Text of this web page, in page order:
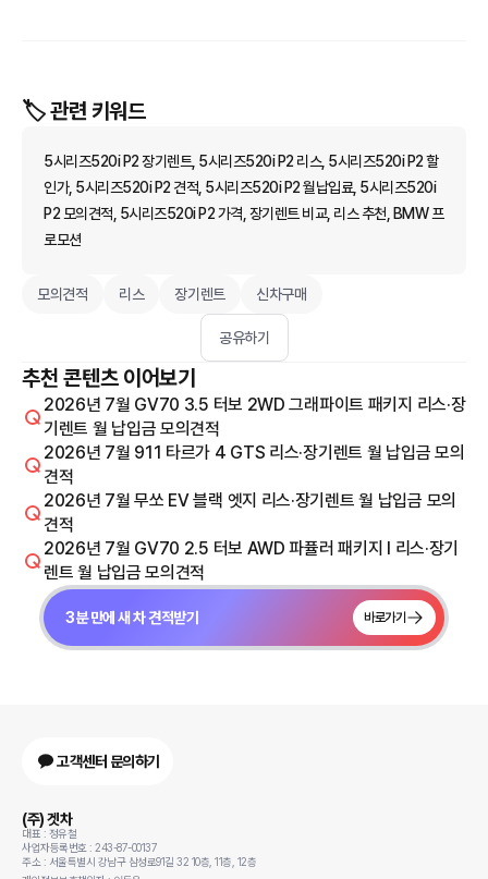
🏷️ 관련 키워드
5시리즈520i P2 장기렌트, 5시리즈520i P2 리스, 5시리즈520i P2 할
인가, 5시리즈520i P2 견적, 5시리즈520i P2 월납입료, 5시리즈520i
P2 모의견적, 5시리즈520i P2 가격, 장기렌트 비교, 리스 추천, BMW 프
로모션
모의견적 리스 장기렌트 신차구매
공유하기
추천 콘텐츠 이어보기
2026년 7월 GV70 3.5 터보 2WD 그래파이트 패키지 리스·장
기렌트 월 납입금 모의견적
2026년 7월 911 타르가 4 GTS 리스·장기렌트 월 납입금 모의
견적
2026년 7월 무쏘 EV 블랙 엣지 리스·장기렌트 월 납입금 모의
견적
2026년 7월 GV70 2.5 터보 AWD 파퓰러 패키지 I 리스·장기
렌트 월 납입금 모의견적
3분 만에 새 차 견적받기 바로가기
고객센터 문의하기
(주) 겟차
대표 : 정유철
사업자등록번호 : 243-87-00137
주소 : 서울특별시 강남구 삼성로91길 32 10층, 11층, 12층